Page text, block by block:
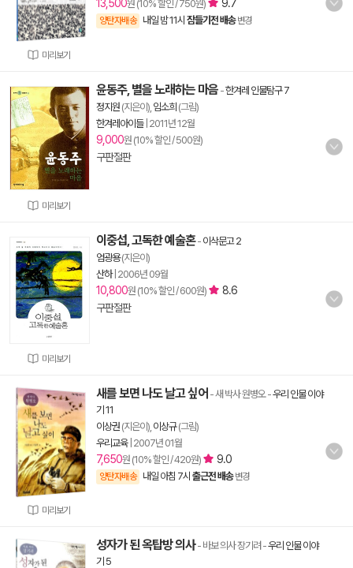
미리보기
13,500원 (10% 할인 / 750원) 9.7
양탄자배송 내일 밤 11시 잠들기전 배송 변경
미리보기
윤동주, 별을 노래하는 마음 -한겨레 인물탐구 7
정지원 (지은이), 임소희 (그림)
한겨레아이들| 2011년 12월
9,000원 (10% 할인 / 500원)
구판절판
미리보기
이중섭, 고독한 예술혼- 이삭문고 2
엄광용(지은이)
산하| 2006년 09월
10,800원 (10% 할인 / 600원)
8.6
구판절판
미리보기
새를 보면 나도 날고 싶어 - 새 박사 원병오-우리 인물 이야
기 11
이상권 (지은이), 이상규(그림)
우리교육| 2007년 01월
7,650원 (10% 할인 / 420원) 9.0
양탄자배송 내일 아침 7시 출근전 배송 변경
성자가 된 옥탑방 의사- 바보 의사 장기려 -우리 인물 이야
기 5